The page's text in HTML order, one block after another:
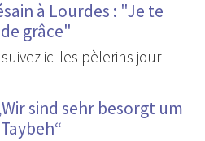
à Lourdes : "Je te
grâce"
ici les pèlerins jour
sind sehr besorgt um